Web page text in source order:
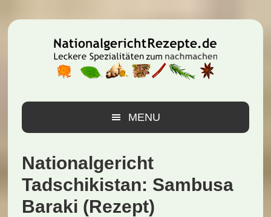
Hauptnavigation
Inhalt
Seitenspalte
MENU
Nationalgericht
Tadschikistan: Sambusa
Baraki (Rezept)